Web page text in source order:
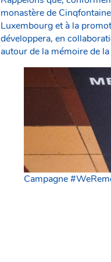
monastère de
Luxembourg et à la
développera, en
autour de la mémoire de
Campagne